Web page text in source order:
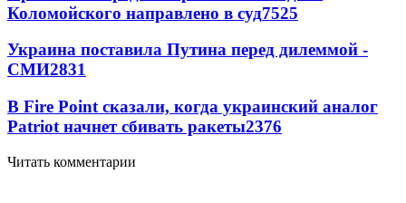
Коломойского направлено в суд7525
Украина поставила Путина перед дилеммой -
СМИ2831
В Fire Point сказали, когда украинский аналог
Patriot начнет сбивать ракеты2376
Читать комментарии